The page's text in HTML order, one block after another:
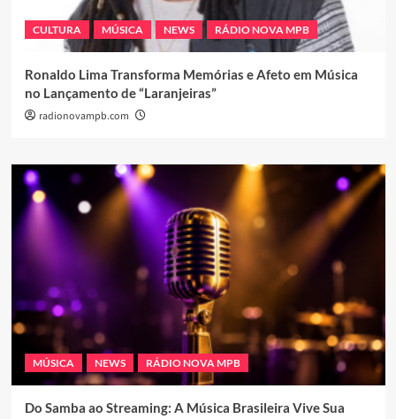
CULTURA MÚSICA NEWS RÁDIO NOVA MPB
Ronaldo Lima Transforma Memórias e Afeto em Música
no Lançamento de “Laranjeiras”
radionovampb.com
MÚSICA NEWS RÁDIO NOVA MPB
Do Samba ao Streaming: A Música Brasileira Vive Sua